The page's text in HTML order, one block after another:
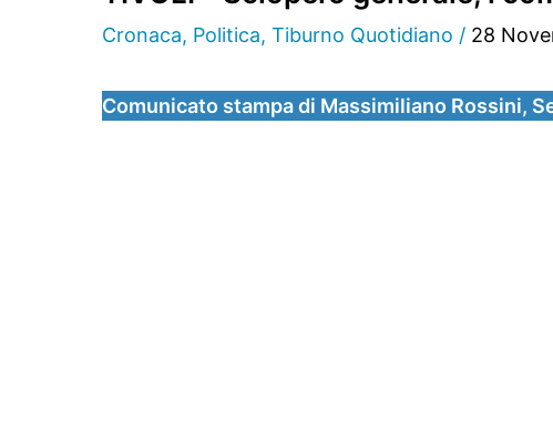
Cronaca, Politica, Tiburno Quotidiano / 28
Comunicato stampa di Massimiliano Rossini,